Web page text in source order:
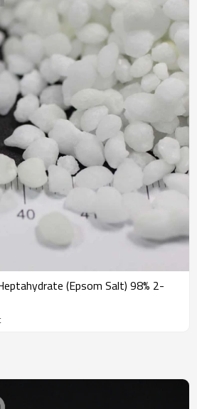
(Epsom Salt) 98% 2-